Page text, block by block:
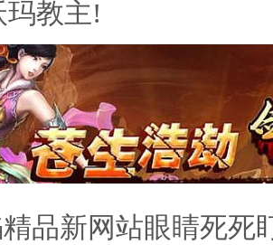
玛教主!
品新网站眼睛死死